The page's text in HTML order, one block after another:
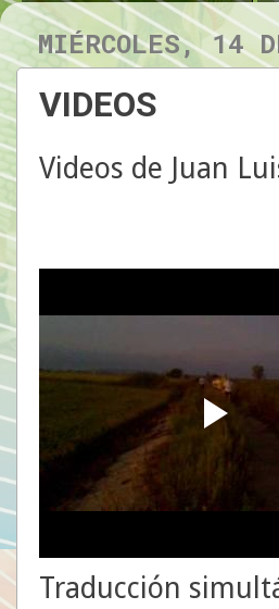
MIÉRCOLES, 14
VIDEOS
Videos de Juan
Traducción